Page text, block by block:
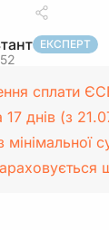
ЕКСПЕРТ
сплати
днів (з